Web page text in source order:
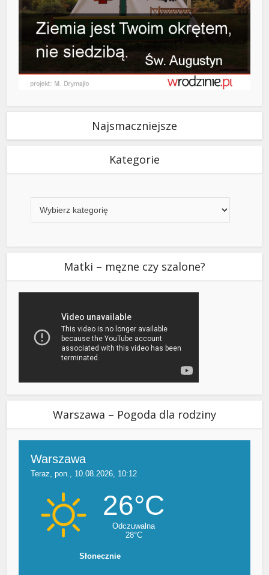
Najsmaczniejsze
Kategorie
Matki – męzne czy szalone?
Warszawa – Pogoda dla rodziny